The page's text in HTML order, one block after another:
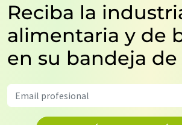
Reciba la
alimentaria y de
en su bandeja